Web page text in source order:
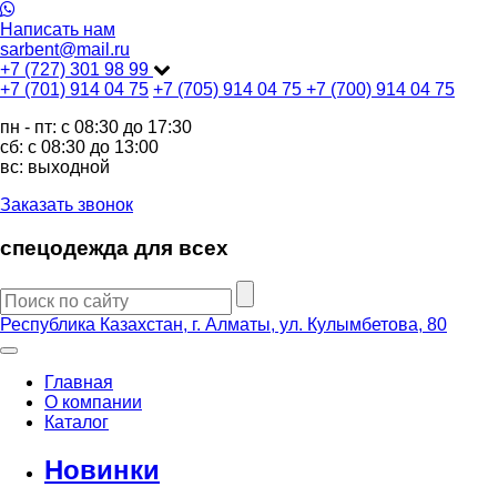
Написать нам
sarbent@mail.ru
+7 (727) 301 98 99
+7 (701) 914 04 75 +7 (705) 914 04 75 +7 (700) 914 04 75
пн - пт: c 08:30 до 17:30
сб: c 08:30 до 13:00
вс: выходной
Заказать звонок
спецодежда для всех
Республика Казахстан, г. Алматы, ул. Кулымбетова, 80
Главная
О компании
Каталог
Новинки